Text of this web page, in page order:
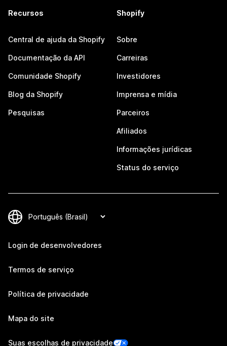
Recursos
Central de ajuda da Shopify
Documentação da API
Comunidade Shopify
Blog da Shopify
Pesquisas
Shopify
Sobre
Carreiras
Investidores
Imprensa e mídia
Parceiros
Afiliados
Informações jurídicas
Status do serviço
Login de desenvolvedores
Termos de serviço
Política de privacidade
Mapa do site
Suas escolhas de privacidade